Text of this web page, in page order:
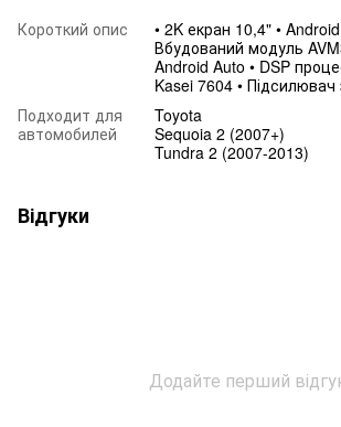
Короткий опис
• 2K екран 10,4" •
Вбудований модуль
Android Auto • DSP
Kasei 7604 • Підсилювач
Подходит для
автомобилей
Toyota
Sequoia 2 (2007+)
Tundra 2 (2007-2013)
Відгуки
Додайте перший